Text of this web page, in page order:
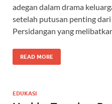
adegan dalam drama
setelah putusan penting
Persidangan yang
READ MORE
EDUKASI